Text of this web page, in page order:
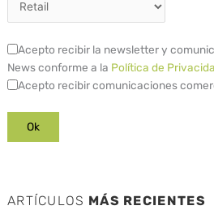
Acepto recibir la newsletter y
News conforme a la Política de
Acepto recibir comunicaciones
ARTÍCULOS MÁS RECIENTES